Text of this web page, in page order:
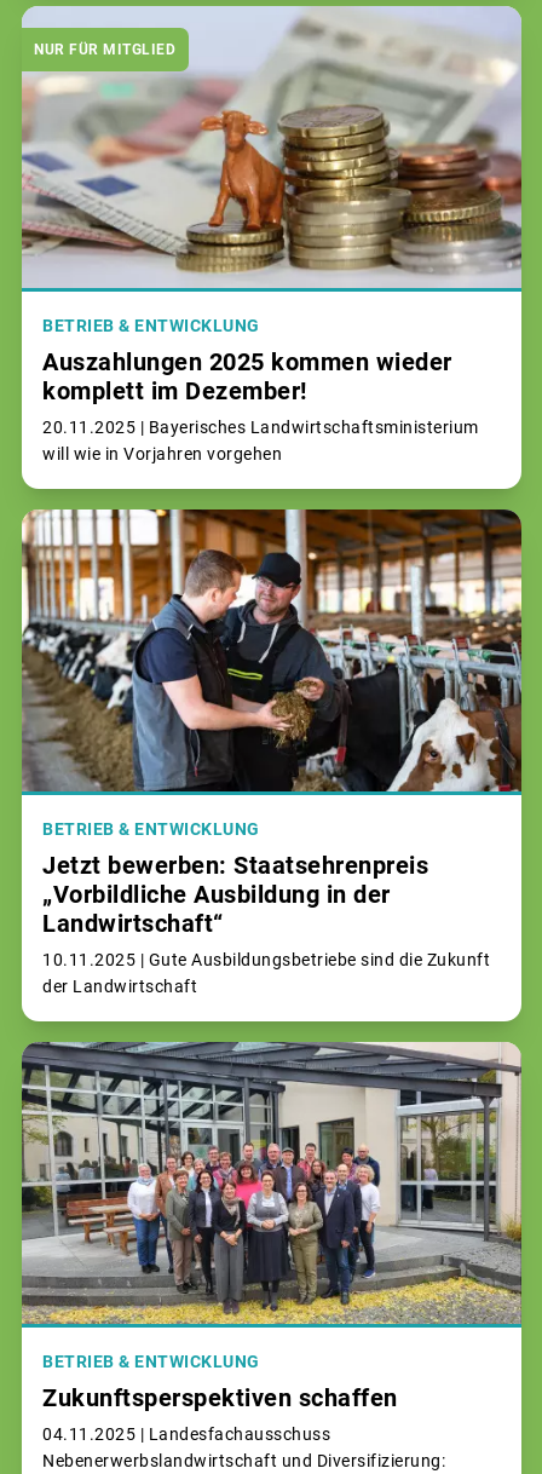
NUR FÜR MITGLIED
BETRIEB & ENTWICKLUNG
Auszahlungen 2025 kommen wieder
komplett im Dezember!
20.11.2025 | Bayerisches Landwirtschaftsministerium
will wie in Vorjahren vorgehen
BETRIEB & ENTWICKLUNG
Jetzt bewerben: Staatsehrenpreis
„Vorbildliche Ausbildung in der
Landwirtschaft“
10.11.2025 | Gute Ausbildungsbetriebe sind die Zukunft
der Landwirtschaft
BETRIEB & ENTWICKLUNG
Zukunftsperspektiven schaffen
04.11.2025 | Landesfachausschuss
Nebenerwerbslandwirtschaft und Diversifizierung: